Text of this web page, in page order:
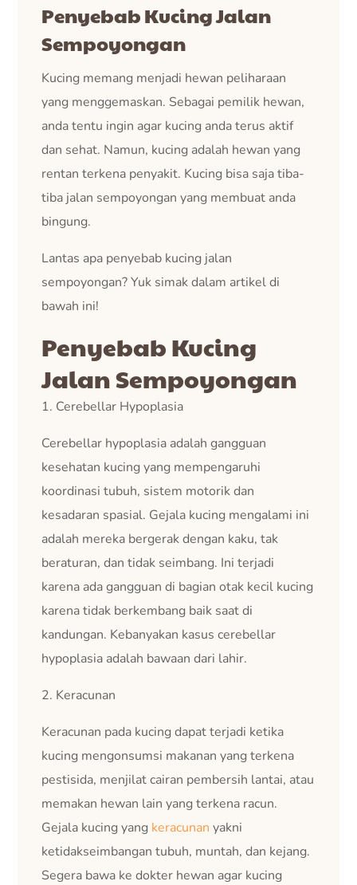
Penyebab Kucing Jalan
Sempoyongan
Kucing memang menjadi hewan peliharaan
yang menggemaskan. Sebagai pemilik hewan,
anda tentu ingin agar kucing anda terus aktif
dan sehat. Namun, kucing adalah hewan yang
rentan terkena penyakit. Kucing bisa saja tiba-
tiba jalan sempoyongan yang membuat anda
bingung.
Lantas apa penyebab kucing jalan
sempoyongan? Yuk simak dalam artikel di
bawah ini!
Penyebab Kucing
Jalan Sempoyongan
1. Cerebellar Hypoplasia
Cerebellar hypoplasia adalah gangguan
kesehatan kucing yang mempengaruhi
koordinasi tubuh, sistem motorik dan
kesadaran spasial. Gejala kucing mengalami ini
adalah mereka bergerak dengan kaku, tak
beraturan, dan tidak seimbang. Ini terjadi
karena ada gangguan di bagian otak kecil kucing
karena tidak berkembang baik saat di
kandungan. Kebanyakan kasus cerebellar
hypoplasia adalah bawaan dari lahir.
2. Keracunan
Keracunan pada kucing dapat terjadi ketika
kucing mengonsumsi makanan yang terkena
pestisida, menjilat cairan pembersih lantai, atau
memakan hewan lain yang terkena racun.
Gejala kucing yang keracunan yakni
ketidakseimbangan tubuh, muntah, dan kejang.
Segera bawa ke dokter hewan agar kucing